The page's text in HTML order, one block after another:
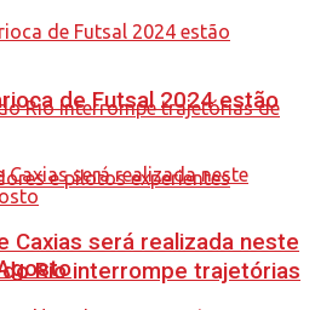
Rio interrompe trajetórias
de Futsal 2024 estão
Caxias será realizada neste